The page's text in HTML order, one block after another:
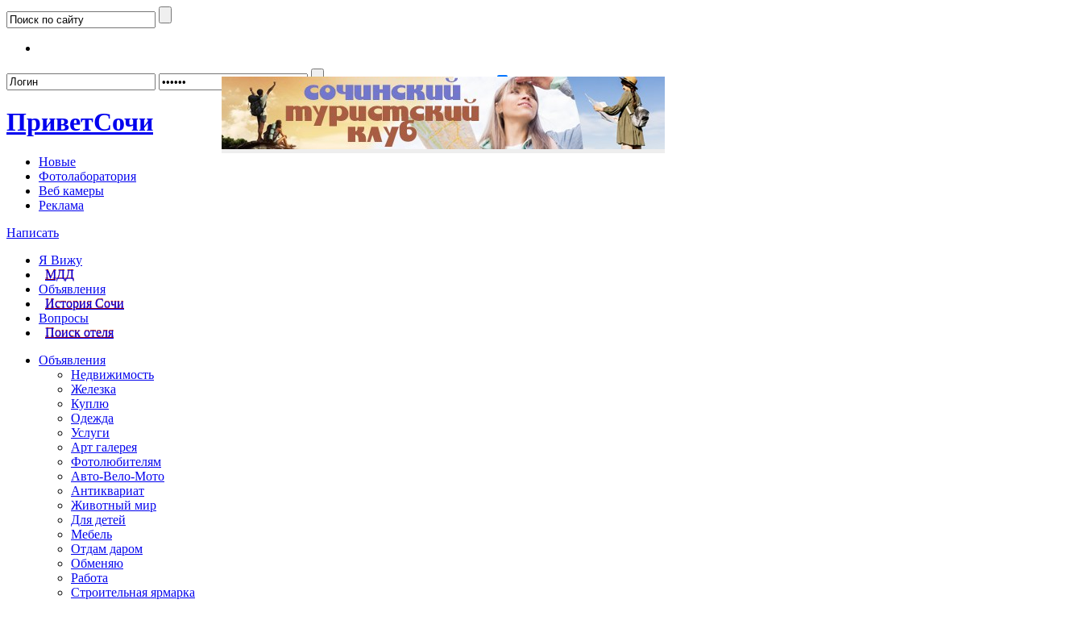
Забыли пароль? Регистрация
ПриветСочи
Новые
Фотолаборатория
Веб камеры
Реклама
Написать
Я Вижу
МДД
Объявления
История Сочи
Вопросы
Поиск отеля
Объявления
Недвижимость
Железка
Куплю
Одежда
Услуги
Арт галерея
Фотолюбителям
Авто-Вело-Мото
Антиквариат
Животный мир
Для детей
Мебель
Отдам даром
Обменяю
Работа
Строительная ярмарка